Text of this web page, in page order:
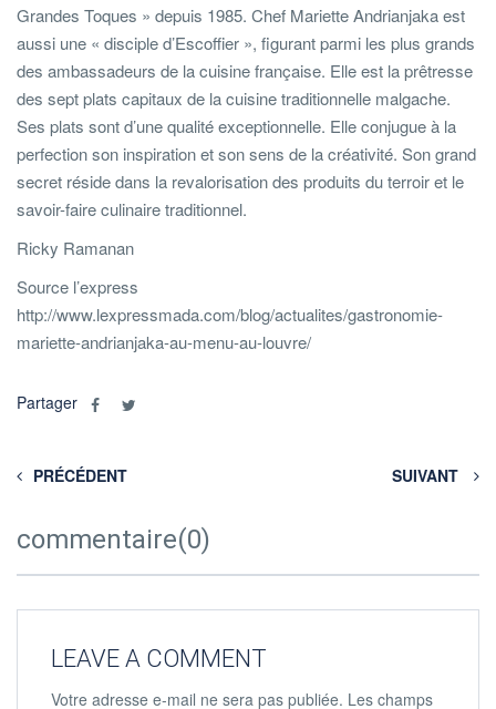
Grandes Toques » depuis 1985. Chef Mariette Andrianjaka est
aussi une « disciple d’Escoffier », figurant parmi les plus grands
des ambassadeurs de la cuisine française. Elle est la prêtresse
des sept plats capitaux de la cuisine traditionnelle malgache.
Ses plats sont d’une qualité exceptionnelle. Elle conjugue à la
perfection son inspiration et son sens de la créativité. Son grand
secret réside dans la revalorisation des produits du terroir et le
savoir-faire culinaire traditionnel.
Ricky Ramanan
Source l’express
http://www.lexpressmada.com/blog/actualites/gastronomie-
mariette-andrianjaka-au-menu-au-louvre/
Partager
PRÉCÉDENT SUIVANT
commentaire(0)
LEAVE A COMMENT
Votre adresse e-mail ne sera pas publiée. Les champs